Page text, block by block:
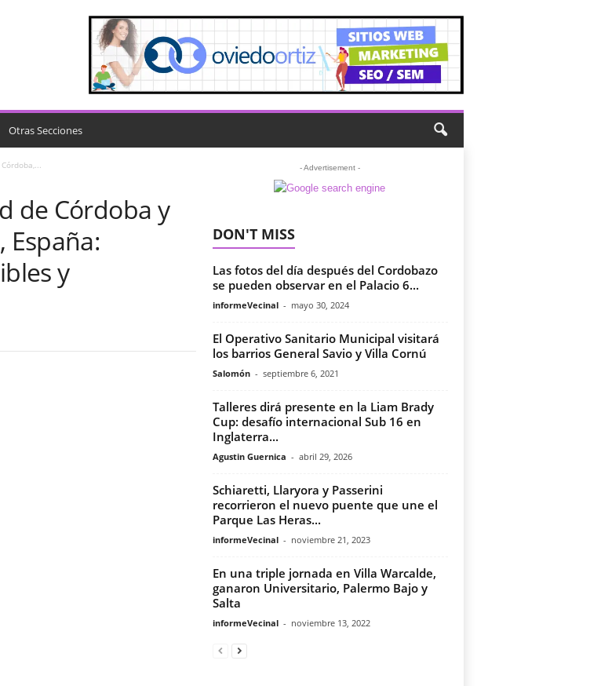
Otras Secciones
de Córdoba y
y
- Advertisement -
DON'T MISS
Las fotos del día después del Cordobazo
se pueden observar en el Palacio 6...
informeVecinal - mayo 30, 2024
El Operativo Sanitario Municipal visitará
los barrios General Savio y Villa Cornú
Salomón - septiembre 6, 2021
Talleres dirá presente en la Liam Brady
Cup: desafío internacional Sub 16 en
Inglaterra...
Agustin Guernica - abril 29, 2026
Schiaretti, Llaryora y Passerini
recorrieron el nuevo puente que une el
Parque Las Heras...
informeVecinal - noviembre 21, 2023
En una triple jornada en Villa Warcalde,
ganaron Universitario, Palermo Bajo y
Salta
informeVecinal - noviembre 13, 2022